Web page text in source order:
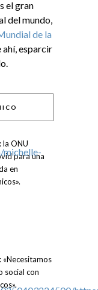
el gran
del mundo,
de la
ahí, esparcir
la ONU
para una
en
«Necesitamos
social con